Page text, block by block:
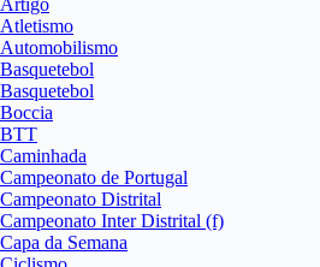
Artigo
Atletismo
Automobilismo
Basquetebol
Basquetebol
Boccia
BTT
Caminhada
Campeonato de Portugal
Campeonato Distrital
Campeonato Inter Distrital (f)
Capa da Semana